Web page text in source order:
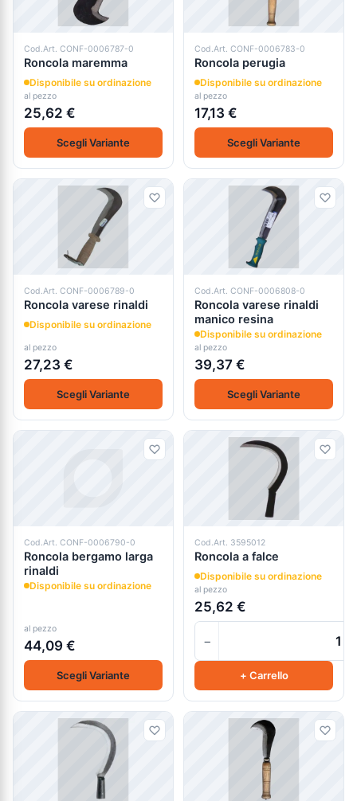
Cod.Art. CONF-0006787-0
Roncola maremma
Disponibile su ordinazione
al pezzo
25,62 €
Scegli Variante
Cod.Art. CONF-0006783-0
Roncola perugia
Disponibile su ordinazione
al pezzo
17,13 €
Scegli Variante
Cod.Art. CONF-0006789-0
Roncola varese rinaldi
Disponibile su ordinazione
al pezzo
27,23 €
Scegli Variante
Cod.Art. CONF-0006808-0
Roncola varese rinaldi
manico resina
Disponibile su ordinazione
al pezzo
39,37 €
Scegli Variante
Cod.Art. CONF-0006790-0
Roncola bergamo larga
rinaldi
Disponibile su ordinazione
al pezzo
44,09 €
Scegli Variante
Cod.Art. 3595012
Roncola a falce
Disponibile su ordinazione
al pezzo
25,62 €
−
+ Carrello